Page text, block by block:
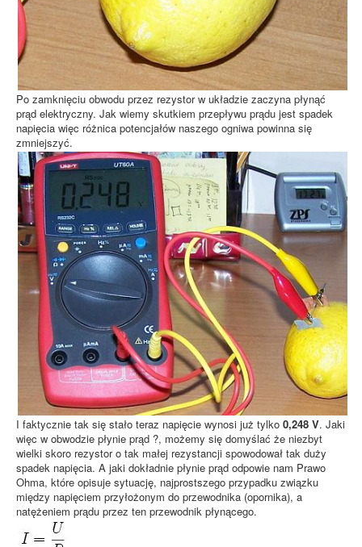
Po zamknięciu obwodu przez rezystor w układzie zaczyna płynąć
prąd elektryczny. Jak wiemy skutkiem przepływu prądu jest spadek
napięcia więc różnica potencjałów naszego ogniwa powinna się
zmniejszyć.
I faktycznie tak się stało teraz napięcie wynosi już tylko 0,248 V. Jaki
więc w obwodzie płynie prąd ?, możemy się domyślać że niezbyt
wielki skoro rezystor o tak małej rezystancji spowodował tak duży
spadek napięcia. A jaki dokładnie płynie prąd odpowie nam Prawo
Ohma, które opisuje sytuację, najprostszego przypadku związku
między napięciem przyłożonym do przewodnika (opornika), a
natężeniem prądu przez ten przewodnik płynącego.